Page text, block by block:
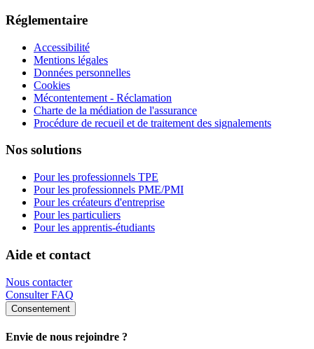
Réglementaire
Accessibilité
Mentions légales
Données personnelles
Cookies
Mécontentement - Réclamation
Charte de la médiation de l'assurance
Procédure de recueil et de traitement des signalements
Nos solutions
Pour les professionnels TPE
Pour les professionnels PME/PMI
Pour les créateurs d'entreprise
Pour les particuliers
Pour les apprentis-étudiants
Aide et contact
Nous contacter
Consulter FAQ
Consentement
Envie de nous rejoindre ?